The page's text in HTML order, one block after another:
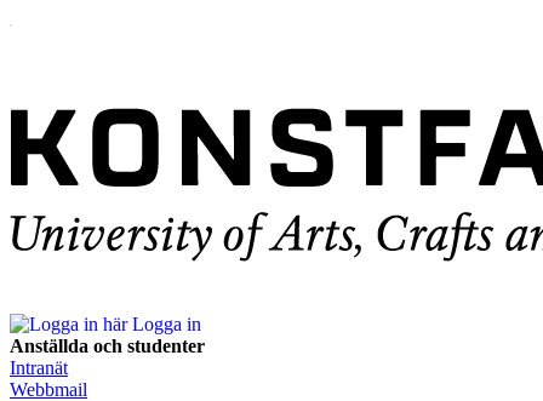
Logga in
Anställda och studenter
Intranät
Webbmail